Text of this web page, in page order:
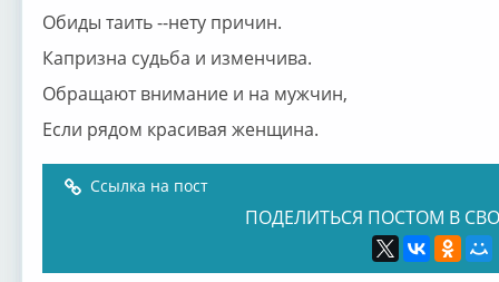
Обиды таить --нету причин.
Капризна судьба и изменчива.
Обращают внимание и на мужчин,
Если рядом красивая женщина.
Ссылка на пост
ПОДЕЛИТЬСЯ ПОСТОМ В